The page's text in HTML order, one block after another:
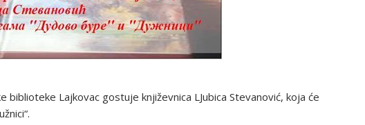
biblioteke Lajkovac gostuje književnica LJubica Stevanović, koja će